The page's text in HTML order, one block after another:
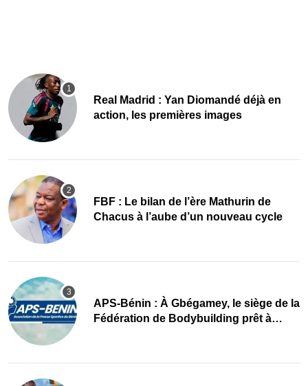
Real Madrid : Yan Diomandé déjà en
action, les premières images
FBF : Le bilan de l’ère Mathurin de
Chacus à l’aube d’un nouveau cycle
APS-Bénin : À Gbégamey, le siège de la
Fédération de Bodybuilding prêt à